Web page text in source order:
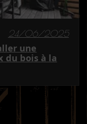
24/06/2025
une
du bois à la